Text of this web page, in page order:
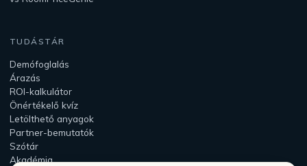
TUDÁSTÁR
Demófoglalás
Árazás
ROI-kalkulátor
Önértékelő kvíz
Letölthető anyagok
Partner-bemutatók
Szótár
Akadémia